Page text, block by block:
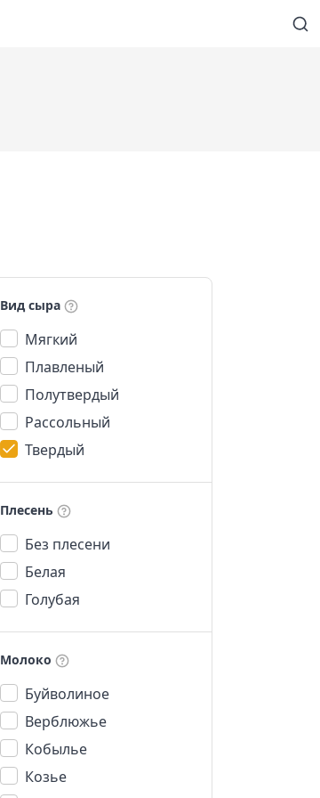
Вид сыра
Мягкий
Плавленый
Полутвердый
Рассольный
Твердый
Плесень
Без плесени
Белая
Голубая
Молоко
Буйволиное
Верблюжье
Кобылье
Козье